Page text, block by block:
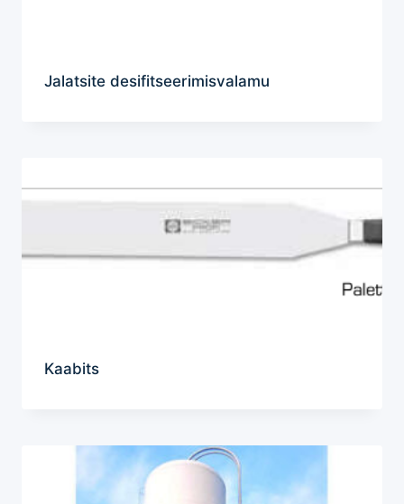
Jalatsite desifitseerimisvalamu
Kaabits